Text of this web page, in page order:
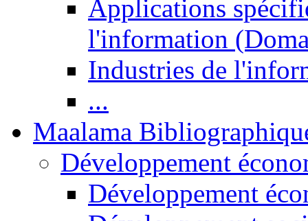
Applications
l'information
Industries de
...
Maalama
Développement
Développement